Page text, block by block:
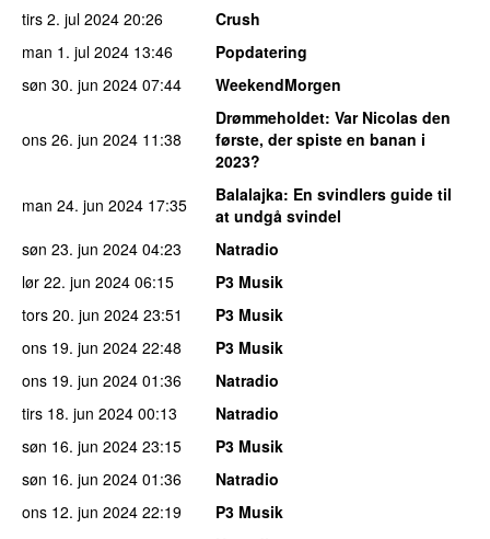
tirs 2. jul 2024 20:26
Crush
man 1. jul 2024 13:46
Popdatering
søn 30. jun 2024 07:44 WeekendMorgen
ons 26. jun 2024 11:38
Drømmeholdet: Var Nicolas den
første, der spiste en banan i
2023?
man 24. jun 2024 17:35 Balalajka: En svindlers guide til
at undgå svindel
søn 23. jun 2024 04:23
Natradio
lør 22. jun 2024 06:15
P3 Musik
tors 20. jun 2024 23:51
P3 Musik
ons 19. jun 2024 22:48
P3 Musik
ons 19. jun 2024 01:36
Natradio
tirs 18. jun 2024 00:13
Natradio
søn 16. jun 2024 23:15
P3 Musik
søn 16. jun 2024 01:36
Natradio
ons 12. jun 2024 22:19
P3 Musik